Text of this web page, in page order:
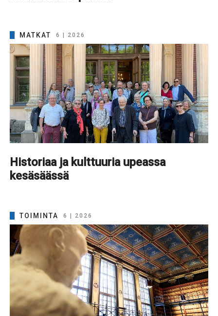
MATKAT 6 | 2026
Historiaa ja kulttuuria upeassa
kesäsäässä
TOIMINTA 6 | 2026